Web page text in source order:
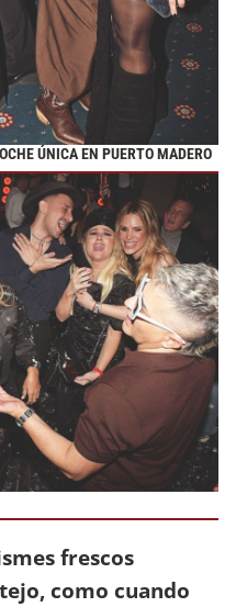
ÚNICA EN PUERTO MADERO
frescos
como cuando